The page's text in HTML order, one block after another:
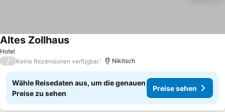
Hotel
Altes Zollhaus
/ Keine Rezensionen verfügbar Nikitsch
Wähle Reisedaten aus, um die genauen
Preise zu sehen
Preise sehen